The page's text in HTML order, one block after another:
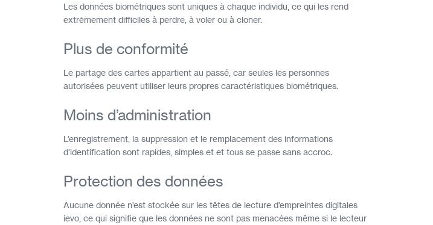
Les données biométriques sont uniques à chaque individu, ce qui les rend
extrêmement difficiles à perdre, à voler ou à cloner.
Plus de conformité
Le partage des cartes appartient au passé, car seules les personnes
autorisées peuvent utiliser leurs propres caractéristiques biométriques.
Moins d’administration
L’enregistrement, la suppression et le remplacement des informations
d’identification sont rapides, simples et et tous se passe sans accroc.
Protection des données
Aucune donnée n’est stockée sur les têtes de lecture d’empreintes digitales
ievo, ce qui signifie que les données ne sont pas menacées même si le lecteur